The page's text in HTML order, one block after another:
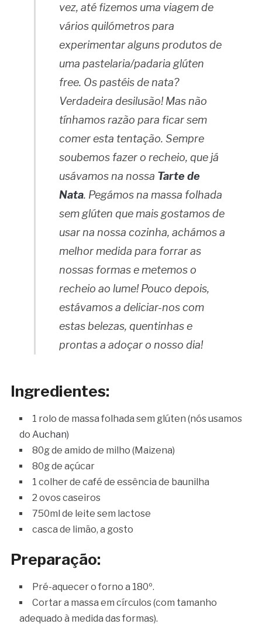
vez, até fizemos uma viagem de
vários quilómetros para
experimentar alguns produtos de
uma pastelaria/padaria glúten
free. Os pastéis de nata?
Verdadeira desilusão! Mas não
tínhamos razão para ficar sem
comer esta tentação. Sempre
soubemos fazer o recheio, que já
usávamos na nossa Tarte de
Nata. Pegámos na massa folhada
sem glúten que mais gostamos de
usar na nossa cozinha, achámos a
melhor medida para forrar as
nossas formas e metemos o
recheio ao lume! Pouco depois,
estávamos a deliciar-nos com
estas belezas, quentinhas e
prontas a adoçar o nosso dia!
Ingredientes:
1 rolo de massa folhada sem glúten (nós usamos
do Auchan)
80g de amido de milho (Maizena)
80g de açúcar
1 colher de café de essência de baunilha
2 ovos caseiros
750ml de leite sem lactose
casca de limão, a gosto
Preparação:
Pré-aquecer o forno a 180º.
Cortar a massa em círculos (com tamanho
adequado à medida das formas).